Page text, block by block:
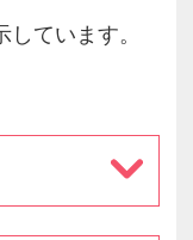
ています。